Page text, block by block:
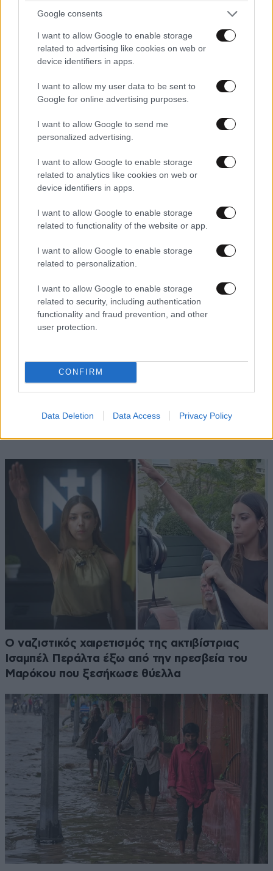
Google consents
I want to allow Google to enable storage
related to advertising like cookies on web or
device identifiers in apps.
I want to allow my user data to be sent to
Google for online advertising purposes.
I want to allow Google to send me
personalized advertising.
I want to allow Google to enable storage
related to analytics like cookies on web or
device identifiers in apps.
I want to allow Google to enable storage
related to functionality of the website or app.
I want to allow Google to enable storage
related to personalization.
I want to allow Google to enable storage
related to security, including authentication
functionality and fraud prevention, and other
user protection.
CONFIRM
Data Deletion Data Access Privacy Policy
Ἀφρικῇ Ἱεραποστολῆς, τὸ ὁποῖον «τρέφεται» ὑφ’ ἡμῶν
«ὡς νήπιον διὰ γάλακτος καὶ οὐχὶ διὰ στερεᾶς
θεολογικῆς τροφῆς», κατὰ τὴν Παύλειον ἔκφρασιν,
ἥτις ἀποτελεῖ δι’ ἡμᾶς γνώμονα καὶ μέτρον, διέπον τὸ
Πρὸς τοῦτο ἀπεφασίσθη ὅπως:
Α) Ἐνημερωθῶσιν τὸ Σεπτὸν Οἰκουμενικὸν
Προκαθημένων αὐτῶν, διὰ παραδοθησομένων
Πατριαρχικῶν Γραμμάτων, ἅτινα θά περιγράφουν τὴν
Χριστῷ γεννηθέντα τέκνα», τούς πιστοὺς
Ἀφρικανούς, συνεπείᾳ τῶν ἐμφανῶν καὶ ἀφανῶν
δράσεων ἐντεταλμένων προσώπων τῆς Ρωσσικῆς
Ἐκκλησίας, καὶ
Β) Ἡ πιστὴ καὶ ἄμεσος ἐφαρμογὴ τῶν
προβλεπομένων, παρὰ τῶν Θείων καὶ Ἱερῶν Κανόνων
Ἐκκλησιαστικῶν ποινῶν, πρός τούς παραβάτας».
ΠΕΡΙΣΣΟΤΕΡΑ ΑΠΟ ΤΟΝ ΚΟΣΜΟ
Ο ναζιστικός χαιρετισμός της ακτιβίστριας
Ισαμπέλ Περάλτα έξω από την πρεσβεία του
Μαρόκου που ξεσήκωσε θύελλα